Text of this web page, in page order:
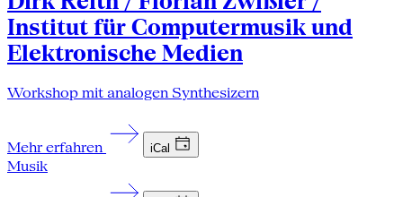
Institut für Computermusik und
Elektronische Medien
Workshop mit analogen Synthesizern
Mehr erfahren iCal
Musik